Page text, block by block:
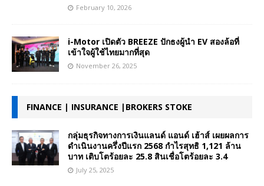
February 10, 2026
i-Motor เปิดตัว BREEZE ปักธงผู้นำ EV สองล้อที่
เข้าใจผู้ใช้ไทยมากที่สุด
November 26, 2025
FINANCE | INSURANCE |BROKERS STOKE
กลุ่มธุรกิจทางการเงินแลนด์ แอนด์ เฮ้าส์ เผยผลการ
ดำเนินงานครึ่งปีแรก 2568 กำไรสุทธิ 1,121 ล้าน
บาท เติบโตร้อยละ 25.8 สินเชื่อโตร้อยละ 3.4
July 25, 2025